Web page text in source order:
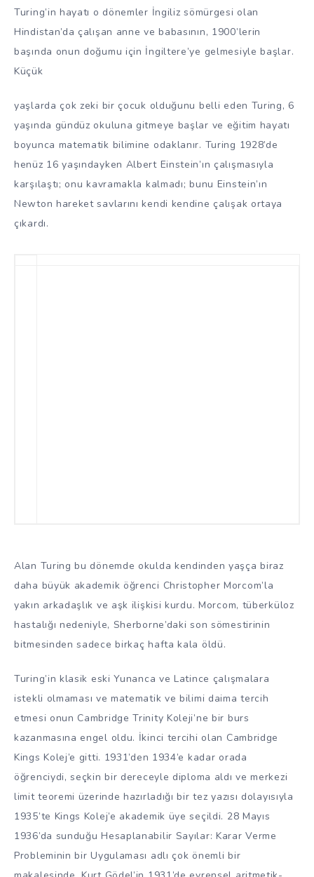
Turing’in hayatı o dönemler İngiliz sömürgesi olan
Hindistan’da çalışan anne ve babasının, 1900’lerin
başında onun doğumu için İngiltere’ye gelmesiyle başlar.
Küçük
yaşlarda çok zeki bir çocuk olduğunu belli eden Turing, 6
yaşında gündüz okuluna gitmeye başlar ve eğitim hayatı
boyunca matematik bilimine odaklanır. Turing 1928’de
henüz 16 yaşındayken Albert Einstein’ın çalışmasıyla
karşılaştı; onu kavramakla kalmadı; bunu Einstein’ın
Newton hareket savlarını kendi kendine çalışak ortaya
çıkardı.
Alan Turing bu dönemde okulda kendinden yaşça biraz
daha büyük akademik öğrenci Christopher Morcom’la
yakın arkadaşlık ve aşk ilişkisi kurdu. Morcom, tüberküloz
hastalığı nedeniyle, Sherborne’daki son sömestirinin
bitmesinden sadece birkaç hafta kala öldü.
Turing’in klasik eski Yunanca ve Latince çalışmalara
istekli olmaması ve matematik ve bilimi daima tercih
etmesi onun Cambridge Trinity Koleji’ne bir burs
kazanmasına engel oldu. İkinci tercihi olan Cambridge
Kings Kolej’e gitti. 1931’den 1934’e kadar orada
öğrenciydi, seçkin bir dereceyle diploma aldı ve merkezi
limit teoremi üzerinde hazırladığı bir tez yazısı dolayısıyla
1935’te Kings Kolej’e akademik üye seçildi. 28 Mayıs
1936’da sunduğu Hesaplanabilir Sayılar: Karar Verme
Probleminin bir Uygulaması adlı çok önemli bir